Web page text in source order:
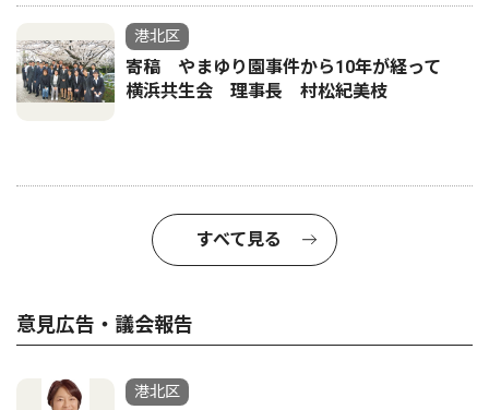
港北区
寄稿 やまゆり園事件から10年が経って
横浜共生会 理事長 村松紀美枝
すべて見る
意見広告・議会報告
港北区